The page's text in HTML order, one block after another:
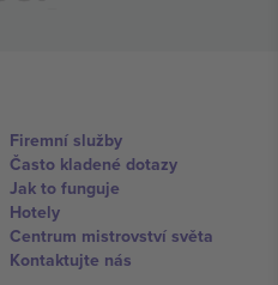
Firemní služby
Často kladené dotazy
Jak to funguje
Hotely
Centrum mistrovství světa
Kontaktujte nás